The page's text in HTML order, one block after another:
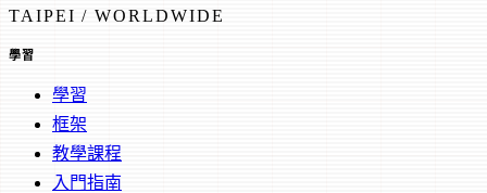
TAIPEI / WORLDWIDE
學習
學習
框架
教學課程
入門指南